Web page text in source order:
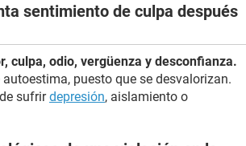
sentimiento de culpa después
culpa, odio, vergüenza y desconfianza.
puesto que se desvalorizan.
sufrirdepresión, aislamiento o